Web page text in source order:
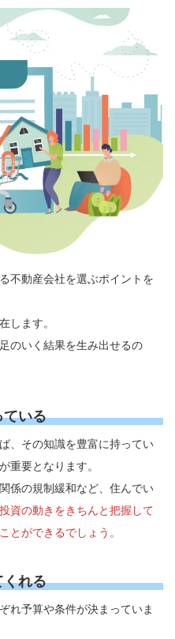
不動産会社を選ぶポイントを
します。
のいく結果を生み出せるの
いる
、その知識を豊富に持ってい
重要となります。
係の規制緩和など、住んでい
資の動きをきちんと把握して
とができるでしょう。
れる
れ予算や条件が決まっていま